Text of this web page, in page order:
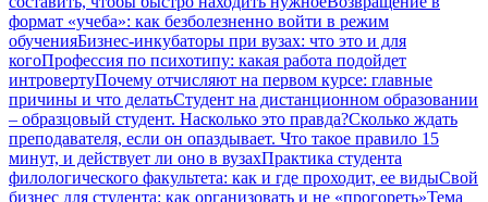
формат «учеба»: как безболезненно войти в режим
обученияБизнес-инкубаторы при вузах: что это и для
когоПрофессия по психотипу: какая работа подойдет
интровертуПочему отчисляют на первом курсе: главные
причины и что делатьСтудент на дистанционном образовании
– образцовый студент. Насколько это правда?Сколько ждать
преподавателя, если он опаздывает. Что такое правило 15
минут, и действует ли оно в вузахПрактика студента
филологического факультета: как и где проходит, ее видыСвой
бизнес для студента: как организовать и не «прогореть»Тема